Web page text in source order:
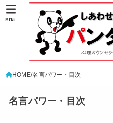
MENU
HOME 名言パワー・目次
名言パワー・目次